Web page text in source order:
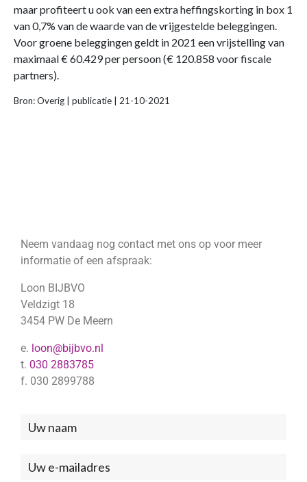
maar profiteert u ook van een extra heffingskorting in box 1
van 0,7% van de waarde van de vrijgestelde beleggingen.
Voor groene beleggingen geldt in 2021 een vrijstelling van
maximaal € 60.429 per persoon (€ 120.858 voor fiscale
partners).
Bron: Overig | publicatie | 21-10-2021
Neem vandaag nog contact met ons op voor meer
informatie of een afspraak:
Loon BIJBVO
Veldzigt 18
3454 PW De Meern
e. loon@bijbvo.nl
t. 030 2883785
f. 030 2899788
Neem
met